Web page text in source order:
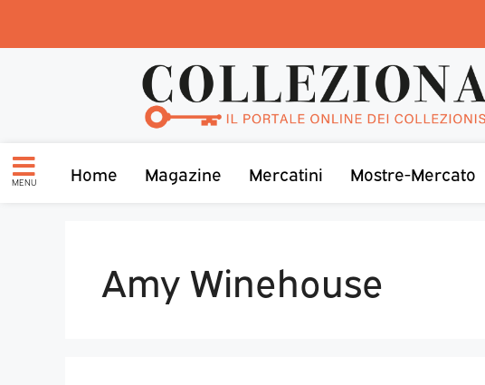
MENU Home Magazine Mercatini Mostre-Mercato
Amy Winehouse